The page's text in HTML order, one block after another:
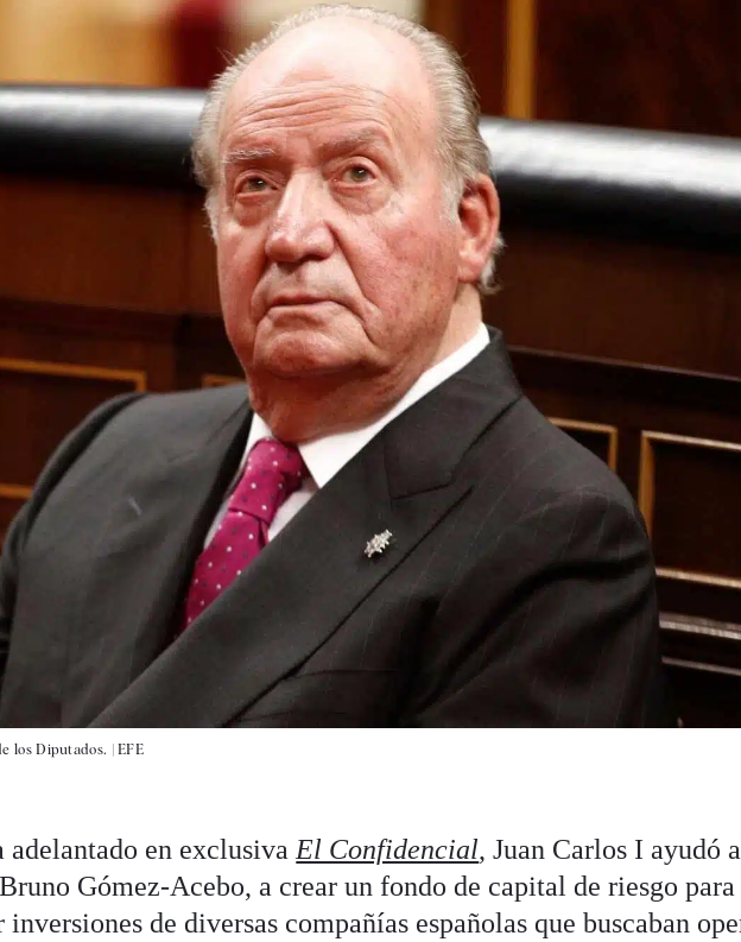
los Diputados. |EFE
adelantado en exclusiva El Confidencial, Juan Carlos I ayudó
Gómez-Acebo, a crear un fondo de capital de riesgo para
inversiones de diversas compañías españolas que buscaban